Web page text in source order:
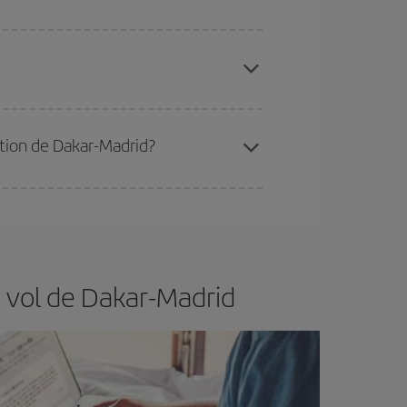
de Dakar-Madrid?
de Dakar-Madrid